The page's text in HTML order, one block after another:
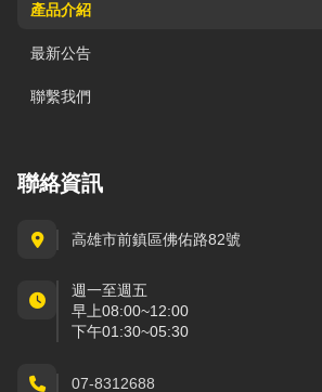
產品介紹
最新公告
聯繫我們
聯絡資訊
高雄市前鎮區佛佑路82號
週一至週五
早上08:00~12:00
下午01:30~05:30
07-8312688